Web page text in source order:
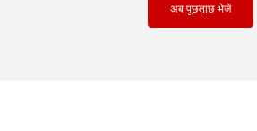
अब पूछताछ भेजें